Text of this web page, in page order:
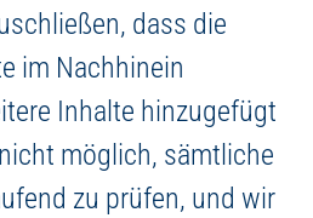
dass die
im Nachhinein
Inhalte hinzugefügt
möglich, sämtliche
zu prüfen, und wir